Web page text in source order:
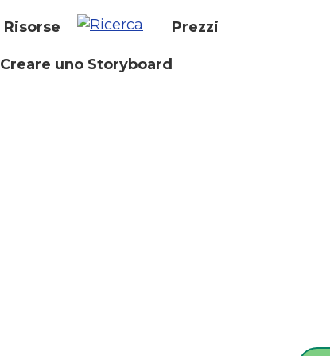
Risorse Prezzi
Creare uno Storyboard